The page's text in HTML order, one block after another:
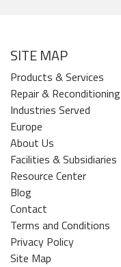
SITE MAP
Products & Services
Repair & Reconditioning
Industries Served
Europe
About Us
Facilities & Subsidiaries
Resource Center
Blog
Contact
Terms and Conditions
Privacy Policy
Site Map